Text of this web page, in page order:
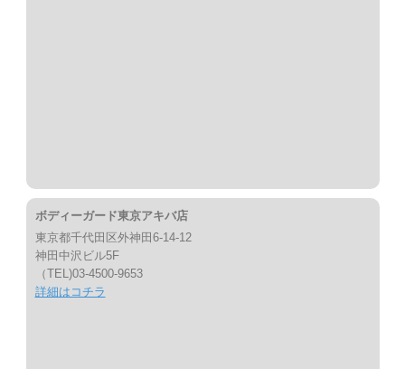
ボディーガード東京アキバ店
東京都千代田区外神田6-14-12
神田中沢ビル5F
（TEL)03-4500-9653
詳細はコチラ